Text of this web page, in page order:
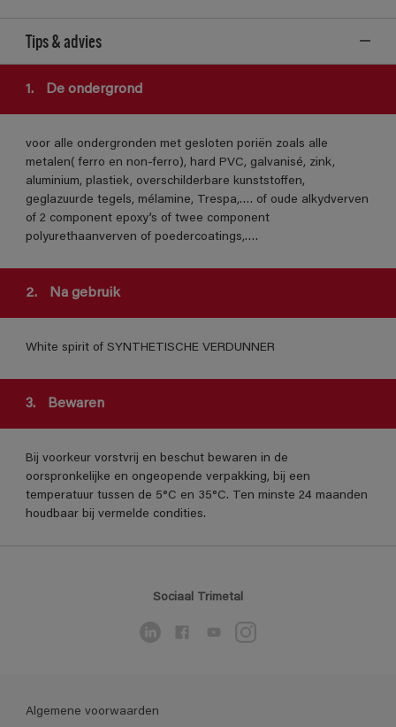
Tips & advies
1. De ondergrond
voor alle ondergronden met gesloten poriën zoals alle
metalen( ferro en non-ferro), hard PVC, galvanisé, zink,
aluminium, plastiek, overschilderbare kunststoffen,
geglazuurde tegels, mélamine, Trespa,…. of oude alkydverven
of 2 component epoxy’s of twee component
polyurethaanverven of poedercoatings,….
2. Na gebruik
White spirit of SYNTHETISCHE VERDUNNER
3. Bewaren
Bij voorkeur vorstvrij en beschut bewaren in de
oorspronkelijke en ongeopende verpakking, bij een
temperatuur tussen de 5°C en 35°C. Ten minste 24 maanden
houdbaar bij vermelde condities.
Sociaal Trimetal
Algemene voorwaarden